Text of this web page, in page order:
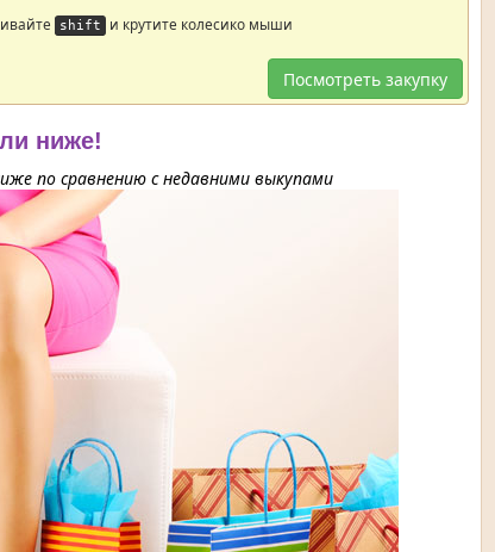
shift и крутите колесико мыши
Посмотреть закупку
ниже!
по сравнению с недавними выкупами